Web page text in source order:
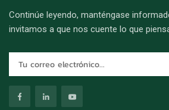
Continúe leyendo, manténgase
invitamos a que nos cuente lo que